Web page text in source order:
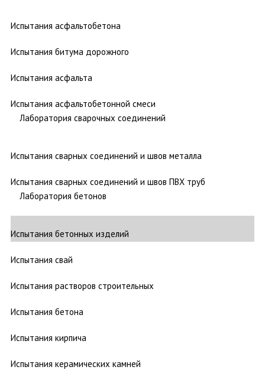
Испытания асфальтобетона
Испытания битума дорожного
Испытания асфальта
Испытания асфальтобетонной смеси
Лаборатория сварочных соединений
Испытания сварных соединений и швов металла
Испытания сварных соединений и швов ПВХ труб
Лаборатория бетонов
Испытания бетонных изделий
Испытания свай
Испытания растворов строительных
Испытания бетона
Испытания кирпича
Испытания керамических камней